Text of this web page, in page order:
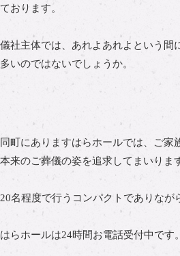
おります。
社主体では、あれよあれよという
いのではないでしょうか。
町にありますはらホールでは、ご
来のご葬儀の姿を追求してまいりま
名程度で行うコンパクトでありな
らホールは24時間お電話受付中です。